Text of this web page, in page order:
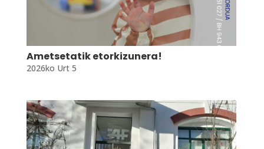
Ametsetatik etorkizunera!
2026ko Urt 5